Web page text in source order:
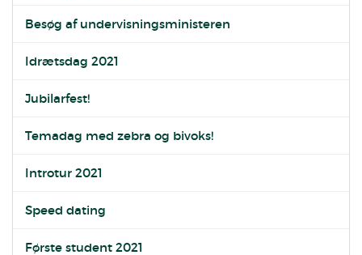
Besøg af undervisningsministeren
Idrætsdag 2021
Jubilarfest!
Temadag med zebra og bivoks!
Introtur 2021
Speed dating
Første student 2021